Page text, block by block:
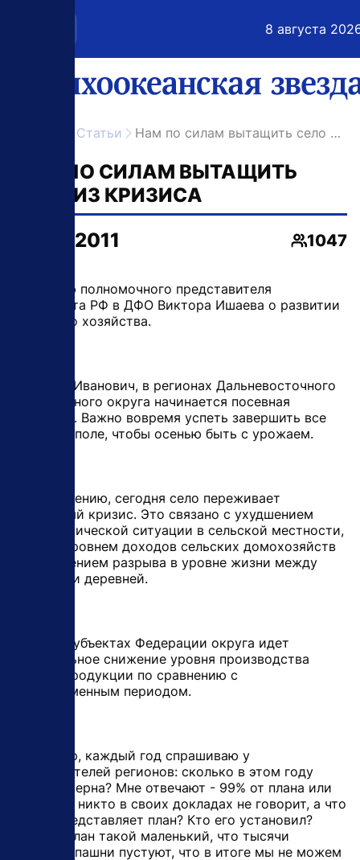
8 августа
ссылка на главную
Статьи Нам по силам вытащить село из кризиса
НАМ ПО СИЛАМ ВЫТАЩИТЬ
СЕЛО ИЗ КРИЗИСА
05.05.2011
1047
Интервью полномочного представителя
президента РФ в ДФО Виктора Ишаева о развитии
сельского хозяйства.
- Виктор Иванович, в регионах Дальневосточного
федерального округа начинается посевная
кампания. Важно вовремя успеть завершить все
работы в поле, чтобы осенью быть с урожаем.
- К сожалению, сегодня село переживает
системный кризис. Это связано с ухудшением
демографической ситуации в сельской местности,
низким уровнем доходов сельских домохозяйств
и увеличением разрыва в уровне жизни между
городом и деревней.
Во всех субъектах Федерации округа идет
значительное снижение уровня производства
сельхозпродукции по сравнению с
дореформенным периодом.
Например, каждый год спрашиваю у
руководителей регионов: сколько в этом году
посеяно зерна? Мне отвечают - 99% от плана или
105%. Но никто в своих докладах не говорит, а что
собой представляет план? Кто его установил?
Почему план такой маленький, что тысячи
гектаров пашни пустуют, что в итоге мы не можем